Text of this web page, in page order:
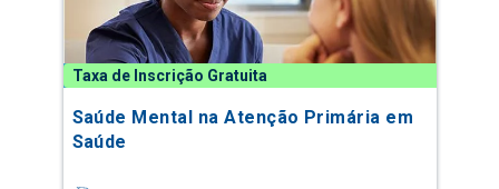
Taxa de Inscrição Gratuita
Saúde Mental na Atenção Primária em
Saúde